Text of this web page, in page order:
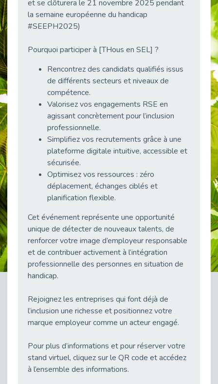
L'alternance : un tremplin vers l'emploi aussi pour les personnes en situation de handicap
Publié le 01/05/2026
Témoignage : Le parcours de Marc, 44 ans
Publié le 30/04/2026
Publié le 29/04/2026
Publié le 29/04/2026
Publié le 27/04/2026
Publié le 24/04/2026
Handicap moteur et emploi : réussir ses recrutements vidéo
Témoignage : "Le maintien en emploi est un investissement, pas une contrainte."
Publié le 22/04/2026
Publié le 20/04/2026
[RETOUR SUR] Une session de recrutement inclusive réussie à Asnières !
Publié le 20/04/2026
Emploi et Handicap : Une alliance de style entre Cap Emploi 92 et La Cravate Solidaire
Publié le 20/04/2026
et se clôturera le 21 novembre 2025 pendant
la semaine européenne du handicap
#SEEPH2025)
Pourquoi participer à [THous en SEL] ?
Rencontrez des candidats qualifiés issus
de différents secteurs et niveaux de
compétence.
Valorisez vos engagements RSE en
agissant concrètement pour l’inclusion
professionnelle.
Simplifiez vos recrutements grâce à une
plateforme digitale intuitive, accessible et
sécurisée.
Optimisez vos ressources : zéro
déplacement, échanges ciblés et
planification flexible.
Cet événement représente une opportunité
unique de détecter de nouveaux talents, de
renforcer votre image d’employeur responsable
et de contribuer activement à l’intégration
professionnelle des personnes en situation de
handicap.
Rejoignez les entreprises qui font déjà de
l’inclusion une richesse et positionnez votre
marque employeur comme un acteur engagé.
Pour plus d’informations et pour réserver votre
stand virtuel, cliquez sur le QR code et accédez
à l’ensemble des informations.